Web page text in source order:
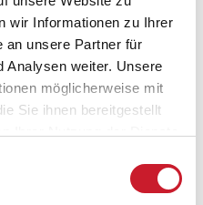
wir Informationen zu Ihrer
an unsere Partner für
Analysen weiter. Unsere
möglicherweise mit
Sie ihnen bereitgestellt
S S M D M
D M D F S S
D F S S M D
S M D M D F
D M D F S S
S
S